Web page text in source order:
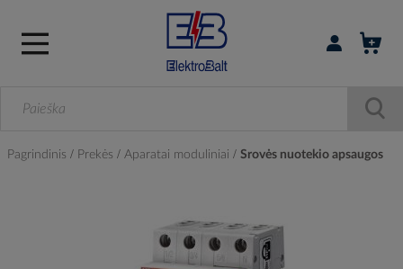
Prisijungti /
Pagrindinis Prekės Aparatai moduliniai Srovės nuotekio apsaugos